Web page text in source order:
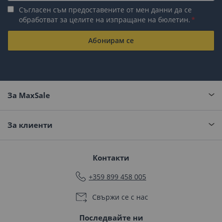
Съгласен съм предоставените от мен данни да се
обработват за целите на изпращане на бюлетин.
Абонирам се
За MaxSale
За клиенти
Контакти
+359 899 458 005
Свържи се с нас
Последвайте ни